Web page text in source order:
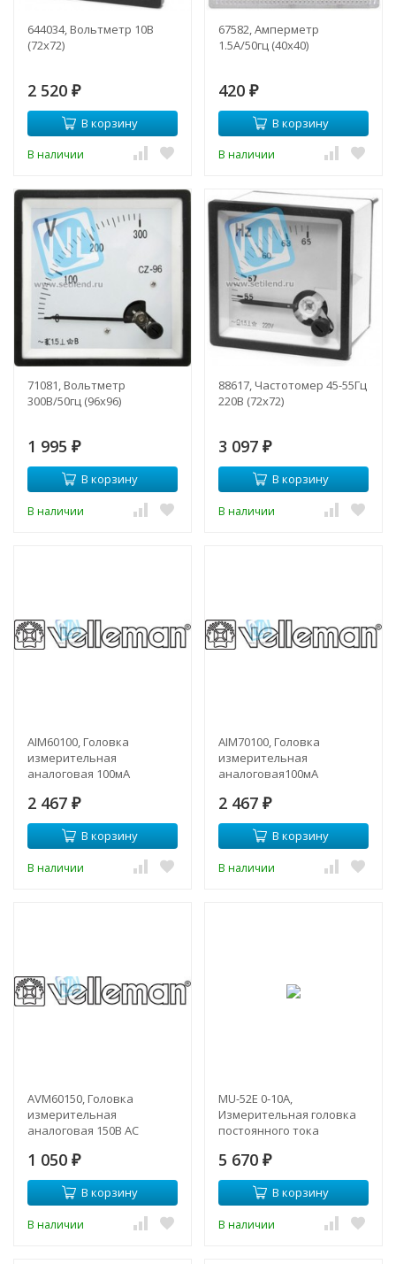
644034, Вольтметр 10В
(72х72)
2 520 ₽
В корзину
В наличии
67582, Амперметр
1.5А/50гц (40х40)
420 ₽
В корзину
В наличии
71081, Вольтметр
300В/50гц (96х96)
1 995 ₽
В корзину
В наличии
88617, Частотомер 45-55Гц
220В (72х72)
3 097 ₽
В корзину
В наличии
AIM60100, Головка
измерительная
аналоговая 100мА
2 467 ₽
В корзину
В наличии
AIM70100, Головка
измерительная
аналоговая100мА
2 467 ₽
В корзину
В наличии
AVM60150, Головка
измерительная
аналоговая 150В AC
1 050 ₽
В корзину
В наличии
MU-52E 0-10А,
Измерительная головка
постоянного тока
5 670 ₽
В корзину
В наличии